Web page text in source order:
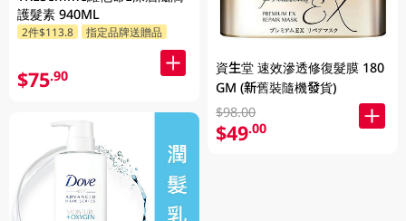
護髮素 940ML
2件$113.8 指定品牌送贈品
$75.90
資生堂 速效滲透修復髮膜 180
GM (新舊裝隨機發貨)
$98.00
$49.00